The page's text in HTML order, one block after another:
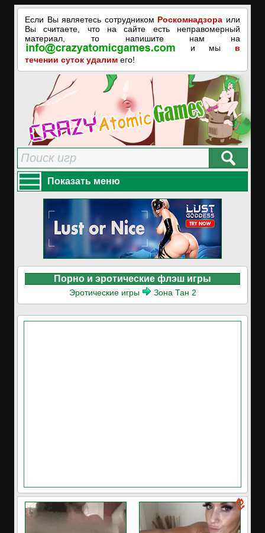
Если Вы являетесь сотрудником Роскомнадзора или
Вы считаете, что на сайте есть неправомерный
материал, то напишите нам на
и мы в
течении суток удалим его!
Показать меню
Порно и эротические флэш игры
Эротические игры Зона Тан 2